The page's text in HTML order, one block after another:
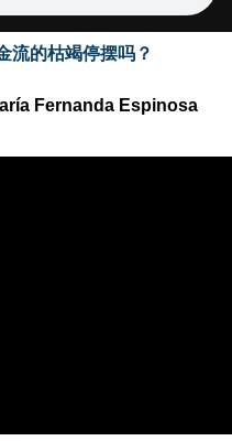
流的枯竭停摆吗？
Fernanda Espinosa